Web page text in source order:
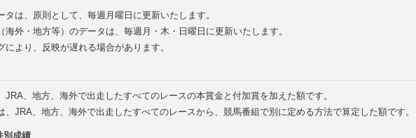
タは、原則として、毎週月曜日に更新いたします。
海外・地方等）のデータは、毎週月・木・日曜日に更新いたします。
により、反映が遅れる場合があります。
JRA、地方、海外で出走したすべてのレースの本賞金と付加賞を加えた額です。
、JRA、地方、海外で出走したすべてのレースから、競馬番組で別に定める方法で算定した額です。
別成績